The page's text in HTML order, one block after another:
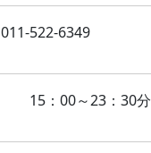
011-522-6349
15：00～23：30分